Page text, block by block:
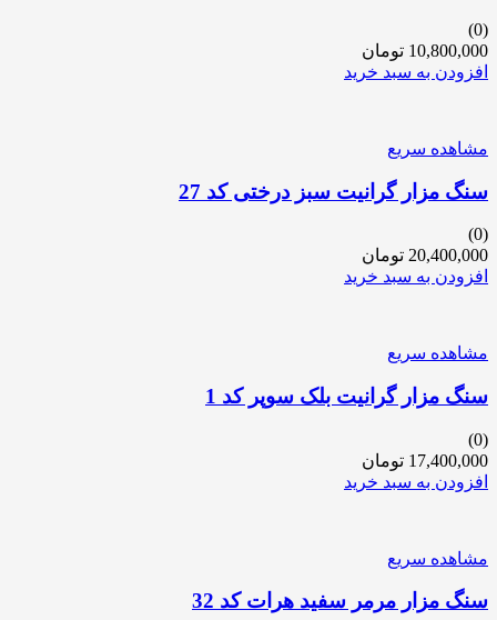
(0)
10,800,000 تومان
افزودن به سبد خرید
مشاهده سریع
سنگ مزار گرانیت سبز درختی کد 27
(0)
20,400,000 تومان
افزودن به سبد خرید
مشاهده سریع
سنگ مزار گرانیت بلک سوپر کد 1
(0)
17,400,000 تومان
افزودن به سبد خرید
مشاهده سریع
سنگ مزار مرمر سفید هرات کد 32